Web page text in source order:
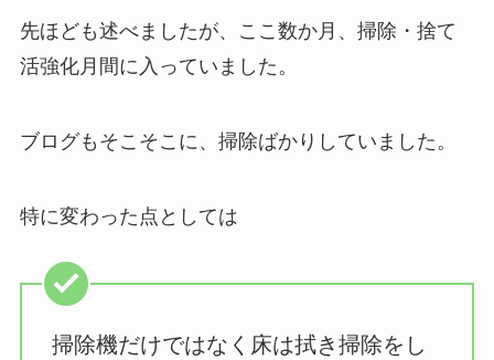
先ほども述べましたが、ここ数か月、掃除・捨て
活強化月間に入っていました。
ブログもそこそこに、掃除ばかりしていました。
特に変わった点としては
掃除機だけではなく床は拭き掃除をし